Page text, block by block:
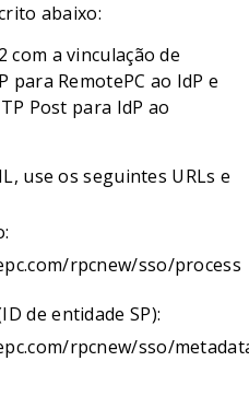
abaixo:
com a vinculação de
RemotePC ao IdP e
Post para IdP ao
use os seguintes URLs e
rpcnew/sso/process
de entidade SP):
rpcnew/sso/